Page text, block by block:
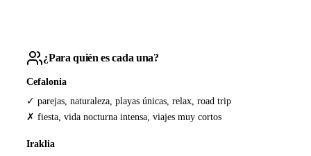
¿Para quién es cada una?
Cefalonia
✓ parejas, naturaleza, playas únicas, relax, road trip
✗ fiesta, vida nocturna intensa, viajes muy cortos
Iraklia